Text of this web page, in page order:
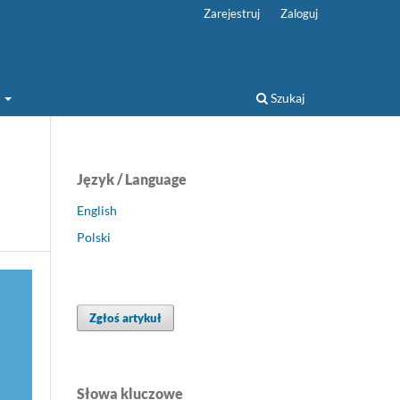
Szukaj
Zarejestruj Zaloguj
Język / Language
English
Polski
Zgłoś artykuł
Słowa kluczowe